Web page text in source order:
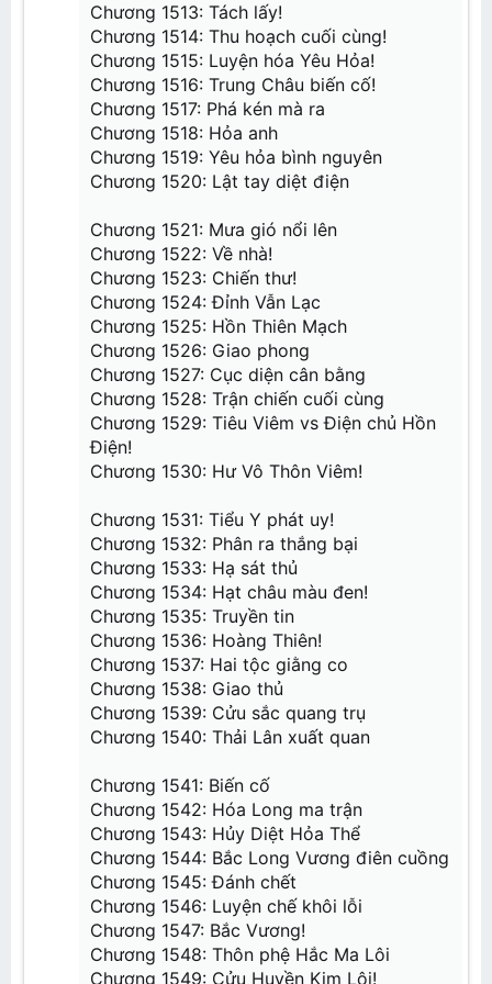
Chương 20: Phách mại
Chương 21: Nhị phẩm luyện dược sư Cốc Ni
Chương 22: Thanh Phong Quyết
Chương 23: Tranh đoạt
Chương 24: Nhất thiết đãi tục
Chương 25: Tiễn do ngã xuất
Chương 26: Khổ tu
Chương 27: Trùng kích đệ thất đoạn
Chương 28: Cường hóa Hấp chưởng
Chương 29: Trọng yếu đích nhật tử
Chương 30: Vẫn lạc thiên tài
Chương 31: Nhất tinh Đấu Giả
Chương 32: Khiêu Chiến
Chương 33: Chứng Thực
Chương 34: Phiên Thân
Chương 35: Cảm giác tội ác
Chương 36: Hoạt kê đột phá
Chương 37: Tiêu Ngọc
Chương 38: Tiểu tử này, không đơn giản
Chương 39: Nghi thức phục trắc
Chương 40: Chấn động
Chương 41: Tăng khí tán
Chương 42: Ngươi thua
Chương 43: Thực lực của Tiêu Viêm
Chương 44: Ngươi muốn thử không?
Chương 45: Lạc mạc
Chương 46: Tiêu Viêm bạo nộ
Chương 48: Đấu Khí các
Chương 49: Lựa chọn công pháp
Chương 50: Bang ?
Chương 1513: Tách lấy!
Chương 1514: Thu hoạch cuối cùng!
Chương 1515: Luyện hóa Yêu Hỏa!
Chương 1516: Trung Châu biến cố!
Chương 1517: Phá kén mà ra
Chương 1518: Hỏa anh
Chương 1519: Yêu hỏa bình nguyên
Chương 1520: Lật tay diệt điện
Chương 1521: Mưa gió nổi lên
Chương 1522: Về nhà!
Chương 1523: Chiến thư!
Chương 1524: Đỉnh Vẫn Lạc
Chương 1525: Hồn Thiên Mạch
Chương 1526: Giao phong
Chương 1527: Cục diện cân bằng
Chương 1528: Trận chiến cuối cùng
Chương 1529: Tiêu Viêm vs Điện chủ Hồn
Điện!
Chương 1530: Hư Vô Thôn Viêm!
Chương 1531: Tiểu Y phát uy!
Chương 1532: Phân ra thắng bại
Chương 1533: Hạ sát thủ
Chương 1534: Hạt châu màu đen!
Chương 1535: Truyền tin
Chương 1536: Hoàng Thiên!
Chương 1537: Hai tộc giằng co
Chương 1538: Giao thủ
Chương 1539: Cửu sắc quang trụ
Chương 1540: Thải Lân xuất quan
Chương 1541: Biến cố
Chương 1542: Hóa Long ma trận
Chương 1543: Hủy Diệt Hỏa Thể
Chương 1544: Bắc Long Vương điên cuồng
Chương 1545: Đánh chết
Chương 1546: Luyện chế khôi lỗi
Chương 1547: Bắc Vương!
Chương 1548: Thôn phệ Hắc Ma Lôi
Chương 1549: Cửu Huyền Kim Lôi!